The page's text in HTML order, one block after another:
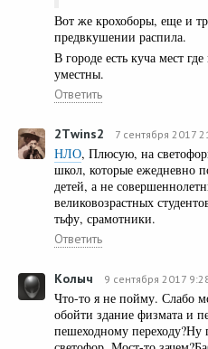
Вот же крохоборы, еще и
предвкушении распила.
В городе есть куча мест
уместны.
Ответить
2Тwins2 7 сентября 2017
НЛО, Плюсую, на
школ, которые ежедневно
детей, а не
великовозрастных
тьфу, срамотники.
Ответить
Колыч 9 сентября 2017
Что-то я не пойму. Слабо
обойти здание физмата и
пешеходному переходу?Ну